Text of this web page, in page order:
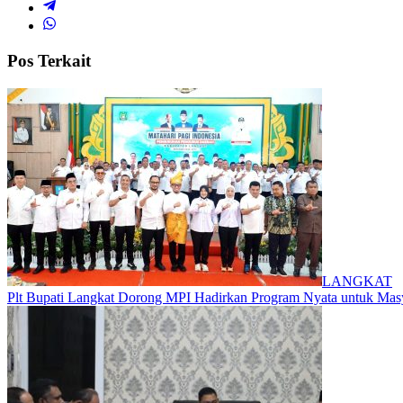
Pos Terkait
LANGKAT
Plt Bupati Langkat Dorong MPI Hadirkan Program Nyata untuk